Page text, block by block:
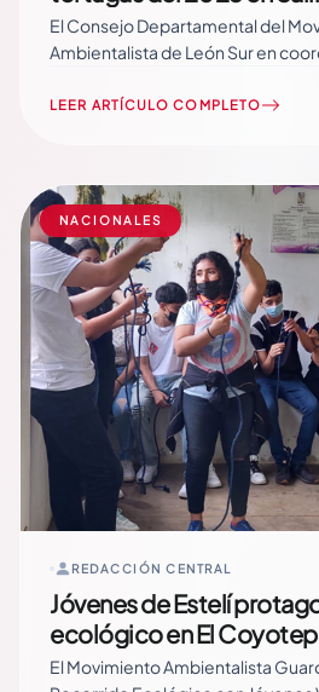
El Consejo Departamental del
Ambientalista de León Sur en
realizaron la primer liberación de
LEER ARTÍCULO COMPLETO
NACIONALES
REDACCIÓN CENTRAL
Jóvenes de Estelí protagonizan
ecológico en El
El Movimiento Ambientalista